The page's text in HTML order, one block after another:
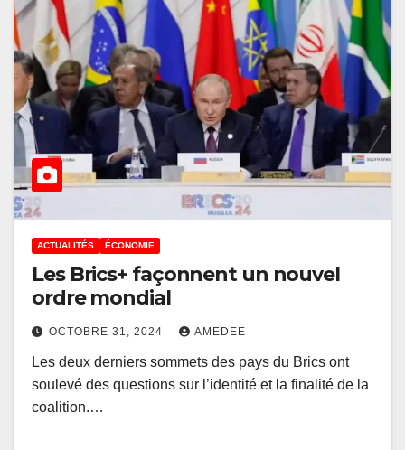
ACTUALITÉS ÉCONOMIE
Les Brics+ façonnent un nouvel
ordre mondial
OCTOBRE 31, 2024 AMEDEE
Les deux derniers sommets des pays du Brics ont
soulevé des questions sur l’identité et la finalité de la
coalition.…